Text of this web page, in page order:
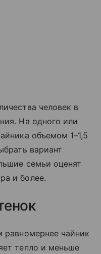
человек в
На одного или
объемом 1–1,5
вариант
семьи оценят
и более.
чайник
тепло и меньше